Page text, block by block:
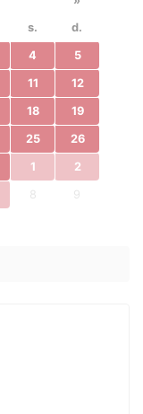
s.
d.
4 5
11 12
18 19
25 26
1 2
8 9